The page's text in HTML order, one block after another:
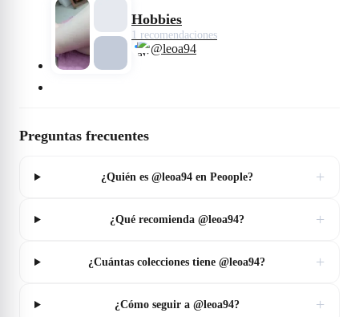
Hobbies
1 recomendaciones
@leoa94
Preguntas frecuentes
¿Quién es @leoa94 en Peoople? +
¿Qué recomienda @leoa94? +
¿Cuántas colecciones tiene @leoa94? +
¿Cómo seguir a @leoa94? +